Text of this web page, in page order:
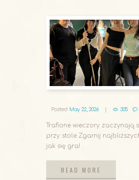
Posted May 22, 2026 305
Trafione wieczory zaczynają
przy stole Zgarnij
jak się gra!
READ MORE